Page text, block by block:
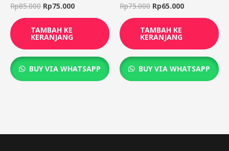
Rp85.000 Rp75.000
TAMBAH KE
KERANJANG
BUY VIA WHATSAPP
Rp75.000 Rp65.000
TAMBAH KE
KERANJANG
BUY VIA WHATSAPP